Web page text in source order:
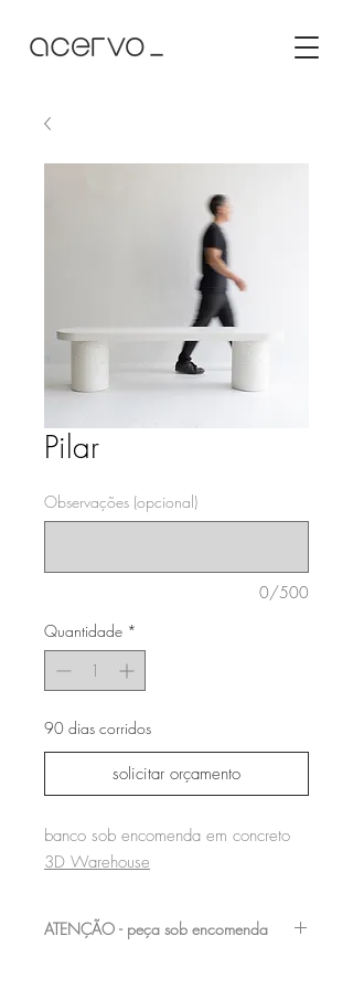
Pilar
Observações (opcional)
0/500
Quantidade *
90 dias corridos
solicitar orçamento
banco sob encomenda em concreto
3D Warehouse
ATENÇÃO - peça sob encomenda